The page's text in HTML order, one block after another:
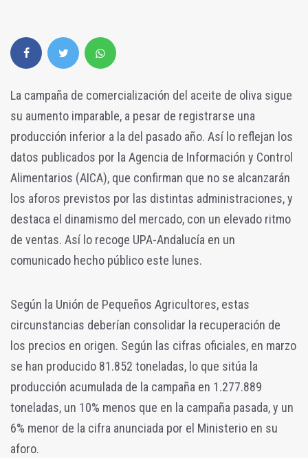
La campaña de comercialización del aceite de oliva sigue
su aumento imparable, a pesar de registrarse una
producción inferior a la del pasado año. Así lo reflejan los
datos publicados por la Agencia de Información y Control
Alimentarios (AICA), que confirman que no se alcanzarán
los aforos previstos por las distintas administraciones, y
destaca el dinamismo del mercado, con un elevado ritmo
de ventas. Así lo recoge UPA-Andalucía en un
comunicado hecho público este lunes.
Según la Unión de Pequeños Agricultores, estas
circunstancias deberían consolidar la recuperación de
los precios en origen. Según las cifras oficiales, en marzo
se han producido 81.852 toneladas, lo que sitúa la
producción acumulada de la campaña en 1.277.889
toneladas, un 10% menos que en la campaña pasada, y un
6% menor de la cifra anunciada por el Ministerio en su
aforo.